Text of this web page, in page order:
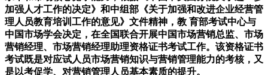
加强人才工作的决定》和中组部《关于加强和改进企业经营管
理人员教育培训工作的意见》文件精神，教 育部考试中心与
中国市场学会决定，在全国联合开展中国市场营销总监、市场
营销经理、市场营销经理助理资格证书考试工作。该资格证书
考试既是对应试人员市场营销知识与营销管理能力的考核，又
是以考促学、对营销管理人员基本素质的提升。